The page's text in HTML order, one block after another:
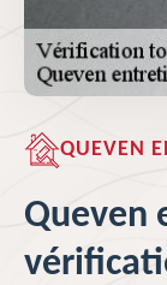
QUEVEN
Queven